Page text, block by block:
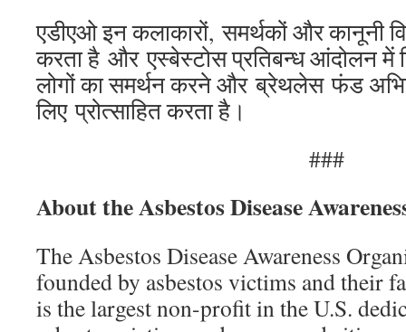
एडीएओ इन कलाकारों, समर्थकों और कानूनी
करता है और एस्बेस्टोस प्रतिबन्ध आंदोलन में
लोगों का समर्थन करने और ब्रेथलेस फंड
लिए प्रोत्साहित करता है।
###
About the Asbestos Disease
The Asbestos Disease Awareness
founded by asbestos victims and their
is the largest non-profit in the U.S.